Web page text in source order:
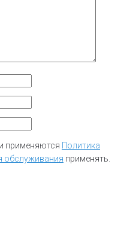
применяются Политика
обслуживания применять.